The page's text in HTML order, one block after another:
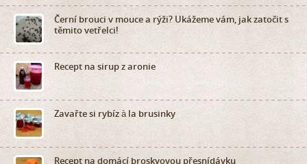
Černí brouci v mouce a rýži? Ukážeme vám, jak zatočit s
těmito vetřelci!
Recept na sirup z aronie
Zavařte si rybíz à la brusinky
Recept na domácí broskvovou přesnídávku